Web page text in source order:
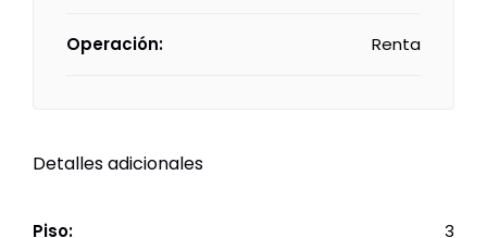
Operación: Renta
Detalles adicionales
Piso: 3